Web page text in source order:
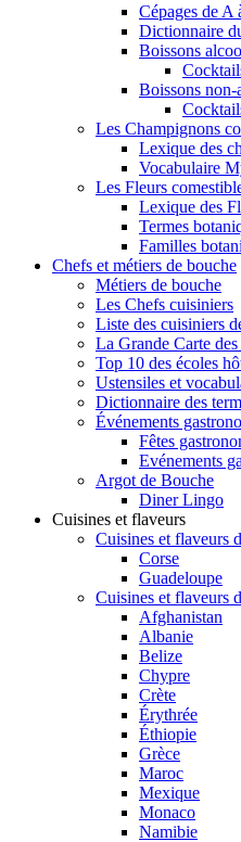
Cépages de A
Dictionnaire
Boissons
Boissons non-
Les Champignons
Lexique des
Vocabulaire
Les Fleurs
Lexique des
Termes
Familles
Chefs et métiers de bouche
Métiers de bouche
Les Chefs cuisiniers
Liste des cuisiniers
La Grande Carte
Top 10 des écoles
Ustensiles et
Dictionnaire des
Événements
Fêtes
Evénements
Argot de Bouche
Diner Lingo
Cuisines et flaveurs
Cuisines et flaveurs
Corse
Guadeloupe
Cuisines et flaveurs
Afghanistan
Albanie
Belize
Chypre
Crète
Érythrée
Éthiopie
Grèce
Maroc
Mexique
Monaco
Namibie